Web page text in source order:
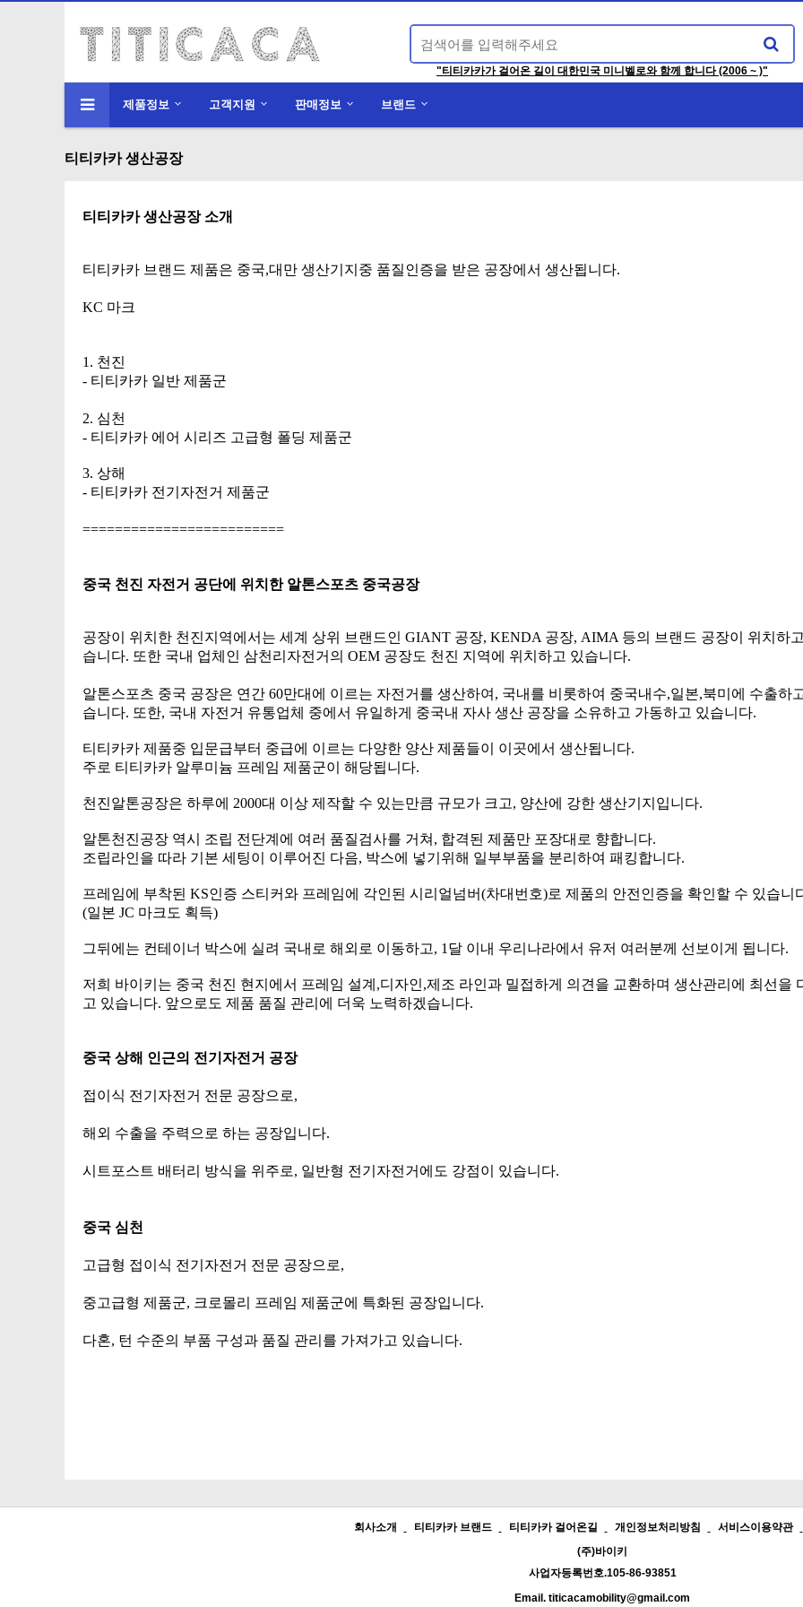
"티티카카가 걸어온 길이 대한민국 미니벨로와 함께 합니다 (2006 ~ )"
제품정보 고객지원 판매정보 브랜드
티티카카 생산공장
티티카카 생산공장 소개
티티카카 브랜드 제품은 중국,대만 생산기지중 품질인증을 받은 공장에서 생산됩니다.
KC 마크
1. 천진
- 티티카카 일반 제품군
2. 심천
- 티티카카 에어 시리즈 고급형 폴딩 제품군
3. 상해
- 티티카카 전기자전거 제품군
=========================
중국 천진 자전거 공단에 위치한 알톤스포츠 중국공장
공장이 위치한 천진지역에서는 세계 상위 브랜드인 GIANT 공장, KENDA 공장, AIMA 등의 브랜드 공장이 위치하
습니다. 또한 국내 업체인 삼천리자전거의 OEM 공장도 천진 지역에 위치하고 있습니다.
알톤스포츠 중국 공장은 연간 60만대에 이르는 자전거를 생산하여, 국내를 비롯하여 중국내수,일본,북미에 수출하
습니다. 또한, 국내 자전거 유통업체 중에서 유일하게 중국내 자사 생산 공장을 소유하고 가동하고 있습니다.
티티카카 제품중 입문급부터 중급에 이르는 다양한 양산 제품들이 이곳에서 생산됩니다.
주로 티티카카 알루미늄 프레임 제품군이 해당됩니다.
천진알톤공장은 하루에 2000대 이상 제작할 수 있는만큼 규모가 크고, 양산에 강한 생산기지입니다.
알톤천진공장 역시 조립 전단계에 여러 품질검사를 거쳐, 합격된 제품만 포장대로 향합니다.
조립라인을 따라 기본 세팅이 이루어진 다음, 박스에 넣기위해 일부부품을 분리하여 패킹합니다.
프레임에 부착된 KS인증 스티커와 프레임에 각인된 시리얼넘버(차대번호)로 제품의 안전인증을 확인할 수 있습니
(일본 JC 마크도 획득)
그뒤에는 컨테이너 박스에 실려 국내로 해외로 이동하고, 1달 이내 우리나라에서 유저 여러분께 선보이게 됩니다.
저희 바이키는 중국 천진 현지에서 프레임 설계,디자인,제조 라인과 밀접하게 의견을 교환하며 생산관리에 최선을
고 있습니다. 앞으로도 제품 품질 관리에 더욱 노력하겠습니다.
중국 상해 인근의 전기자전거 공장
접이식 전기자전거 전문 공장으로,
해외 수출을 주력으로 하는 공장입니다.
시트포스트 배터리 방식을 위주로, 일반형 전기자전거에도 강점이 있습니다.
중국 심천
고급형 접이식 전기자전거 전문 공장으로,
중고급형 제품군, 크로몰리 프레임 제품군에 특화된 공장입니다.
다혼, 턴 수준의 부품 구성과 품질 관리를 가져가고 있습니다.
회사소개 티티카카 브랜드 티티카카 걸어온길 개인정보처리방침
서비스이용약관
(주)바이키
사업자등록번호.105-86-93851
Email. titicacamobility@gmail.com